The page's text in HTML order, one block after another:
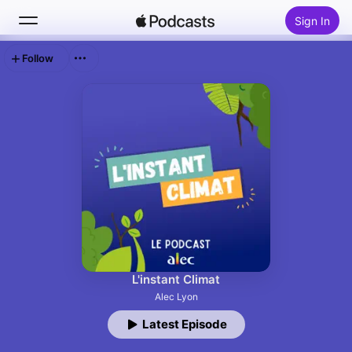
Sign In
L'instant Climat
Alec Lyon
Latest Episode
Follow